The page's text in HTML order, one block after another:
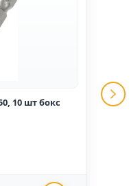
10 шт бокс